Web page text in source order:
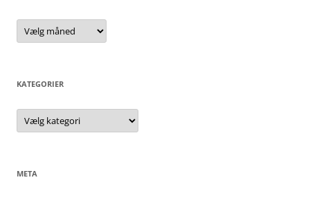
Arkiver
KATEGORIER
Kategorier
META